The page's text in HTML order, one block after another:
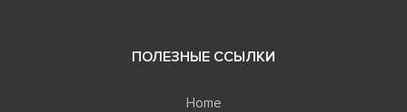
ПОЛЕЗНЫЕ ССЫЛКИ
Home